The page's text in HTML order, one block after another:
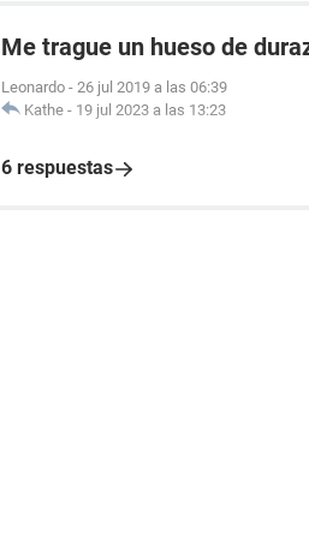
Me trague un hueso de
Leonardo - 26 jul 2019 a las 06:39
Kathe - 19 jul 2023 a las 13:23
6 respuestas